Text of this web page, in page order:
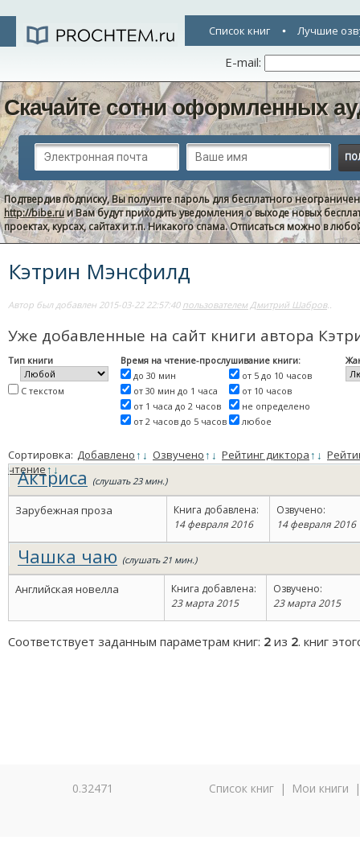
Список книг Лучшие
E-mail:
Скачайте сотни оформленных
Подтвердив подписку, Вы получите пароль для бесплатного
http://bibe.ruи Вам будут приходить уведомления о выходе новых
проектах, курсах, сайтах и т.п. Никакого спама. Отписаться можно в
Кэтрин Мэнсфилд
Автор был добавлен 2015-03-22 22:57:40 пользователем Дмитрий Шабров..
Уже добавленные на сайт книги автора
Тип книги
С текстом
Время на чтение-прослушивание книги:
до 30 мин
от 30 мин до 1 часа
от 1 часа до 2 часов
от 2 часов до 5 часов
от 5 до 10 часов
от 10 часов
не определено
любое
Сортировка: Добавлено↑ ↓ Озвучено↑ ↓ Рейтинг диктора↑ ↓
чтение↑↓
Актриса (слушать 23 мин.)
Зарубежная проза
Книга добавлена:
14 февраля 2016
Озвучено:
14 февраля 2016
Чашка чаю (слушать 21 мин.)
Английская новелла
Книга добавлена:
23 марта 2015
Озвучено:
23 марта 2015
Соответствует заданным параметрам книг: 2 из 2. книг
0.32471 Список книг | Мои книги |